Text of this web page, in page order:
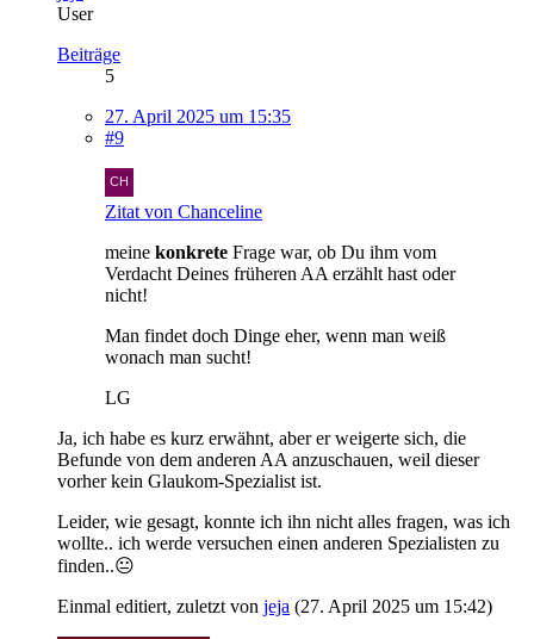
User
Beiträge
5
27. April 2025 um 15:35
#9
Zitat von Chanceline
meine konkrete Frage war, ob Du ihm vom
Verdacht Deines früheren AA erzählt hast oder
nicht!
Man findet doch Dinge eher, wenn man weiß
wonach man sucht!
LG
Ja, ich habe es kurz erwähnt, aber er weigerte sich, die
Befunde von dem anderen AA anzuschauen, weil dieser
vorher kein Glaukom-Spezialist ist.
Leider, wie gesagt, konnte ich ihn nicht alles fragen, was ich
wollte.. ich werde versuchen einen anderen Spezialisten zu
finden..😐
Einmal editiert, zuletzt von jeja (27. April 2025 um 15:42)